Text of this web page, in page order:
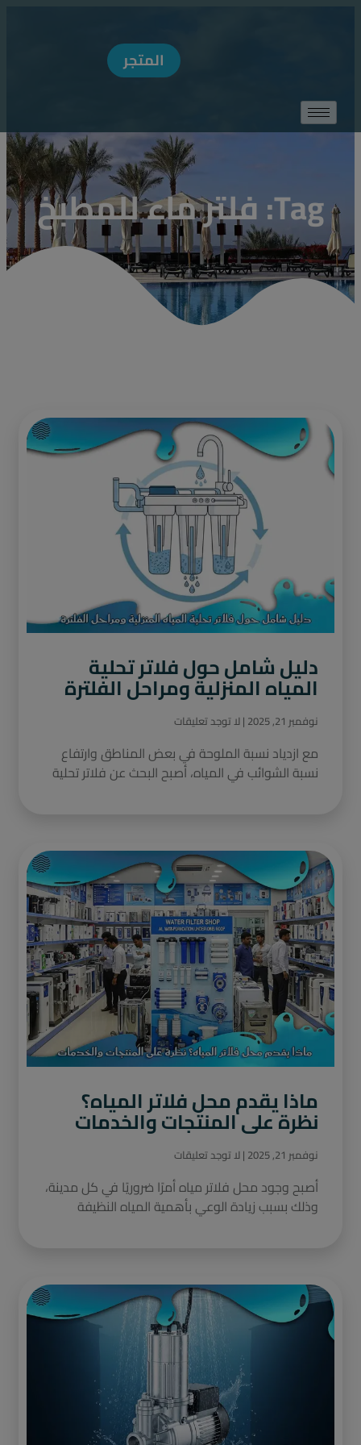
المتجر
Tag: فلتر ماء للمطبخ
دليل شامل حول فلاتر تحلية
المياه المنزلية ومراحل الفلترة
نوفمبر 21, 2025 لا توجد تعليقات
مع ازدياد نسبة الملوحة في بعض المناطق وارتفاع
نسبة الشوائب في المياه، أصبح البحث عن فلاتر تحلية
ماذا يقدم محل فلاتر المياه؟
نظرة على المنتجات والخدمات
نوفمبر 21, 2025 لا توجد تعليقات
أصبح وجود محل فلاتر مياه أمرًا ضروريًا في كل مدينة،
وذلك بسبب زيادة الوعي بأهمية المياه النظيفة